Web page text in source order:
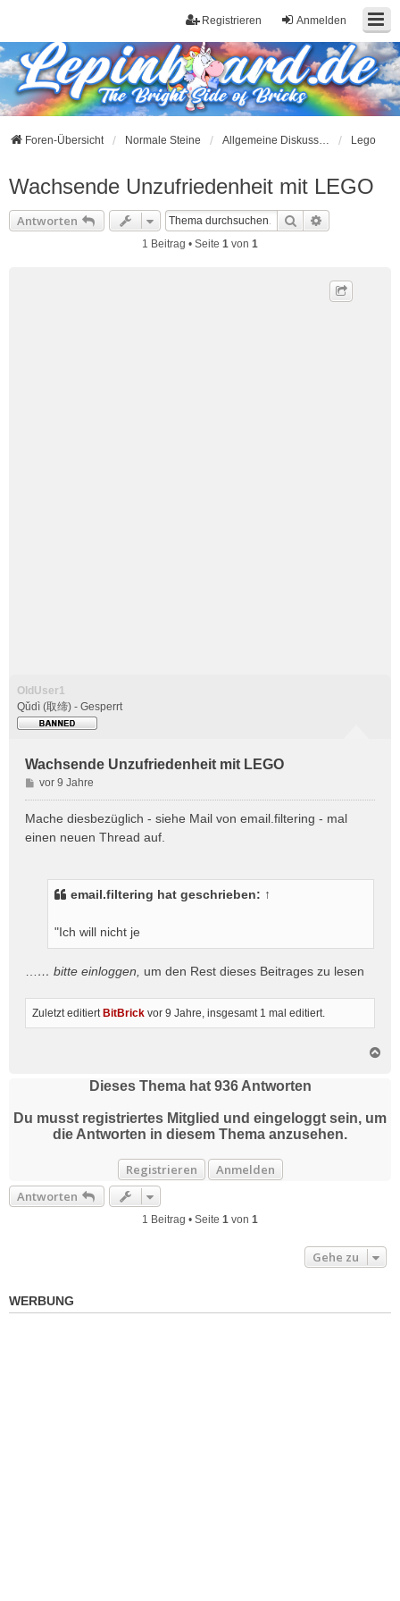
Anmelden
Registrieren
Foren-Übersicht Normale Steine Allgemeine Diskussionen zu Herstellern Lego
Wachsende Unzufriedenheit mit LEGO
Antworten Suche
1 Beitrag • Seite 1 von 1
OldUser1
Qǔdì (取缔) - Gesperrt
Wachsende Unzufriedenheit mit LEGO
B
e
i
vor 9 Jahre
Mache diesbezüglich - siehe Mail von email.filtering - mal
einen neuen Thread auf.
email.filtering hat geschrieben: ↑
"Ich will nicht je
… bitte einloggen um den Rest dieses Beitrages zu lesen
Zuletzt editiert BitBrick vor 9 Jahre, insgesamt 1 mal editiert.
b
Dieses Thema hat 936Antworten
Du musst registriertes Mitglied und eingeloggt sein, um
die Antworten in diesem Thema anzusehen.
Registrieren
Anmelden
Antworten
1 Beitrag • Seite 1 von 1
Gehe zu
WERBUNG